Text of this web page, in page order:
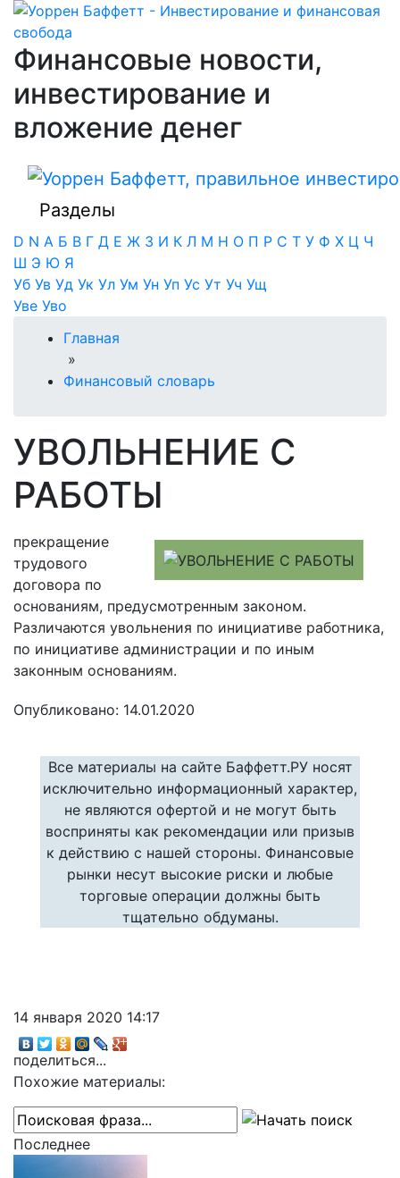
Финансовые новости,
инвестирование и
вложение денег
Разделы
D N А Б В Г Д Е Ж З И К Л М Н О П Р С Т У Ф Х Ц Ч
Ш Э Ю Я
Уб Ув Уд Ук Ул Ум Ун Уп Ус Ут Уч Ущ
Уве Уво
Главная
»
Финансовый словарь
УВОЛЬНЕНИЕ С
РАБОТЫ
прекращение
трудового
договора по
основаниям, предусмотренным законом.
Различаются увольнения по инициативе работника,
по инициативе администрации и по иным
законным основаниям.
Опубликовано: 14.01.2020
Все материалы на сайте Баффетт.РУ носят
исключительно информационный характер,
не являются офертой и не могут быть
восприняты как рекомендации или призыв
к действию с нашей стороны. Финансовые
рынки несут высокие риски и любые
торговые операции должны быть
тщательно обдуманы.
14 января 2020 14:17
поделиться...
Похожие материалы:
Последнее